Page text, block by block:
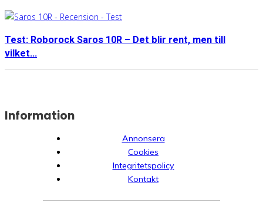
Test: Roborock Saros 10R – Det blir rent, men till
vilket...
Information
Annonsera
Cookies
Integritetspolicy
Kontakt